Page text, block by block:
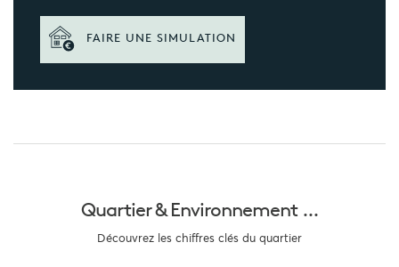
FAIRE UNE SIMULATION
Quartier &Environnement ...
Découvrez les chiffres clés du quartier